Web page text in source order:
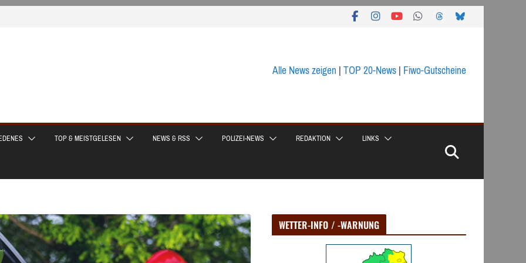
Alle News zeigen|TOP 20-News|Fiwo-Gutscheine
TOP & MEISTGELESEN NEWS & RSS POLIZEI-NEWS REDAKTION LINKS
WETTER-INFO / -WARNUNG